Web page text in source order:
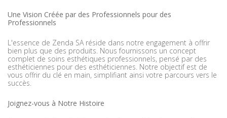
Une Vision Créée par des Professionnels pour des
Professionnels
L'essence de Zenda SA réside dans notre engagement à offrir
bien plus que des produits. Nous fournissons un concept
complet de soins esthétiques professionnels, pensé par des
esthéticiennes pour des esthéticiennes. Notre objectif est de
vous offrir du clé en main, simplifiant ainsi votre parcours vers le
succès.
Joignez-vous à Notre Histoire